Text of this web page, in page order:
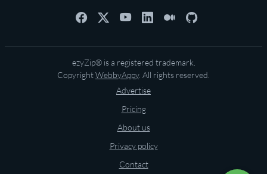
ezyZip® is a registered trademark.
CopyrightWebbyAppy. All rights reserved.
Advertise
Pricing
About us
Privacy policy
Contact